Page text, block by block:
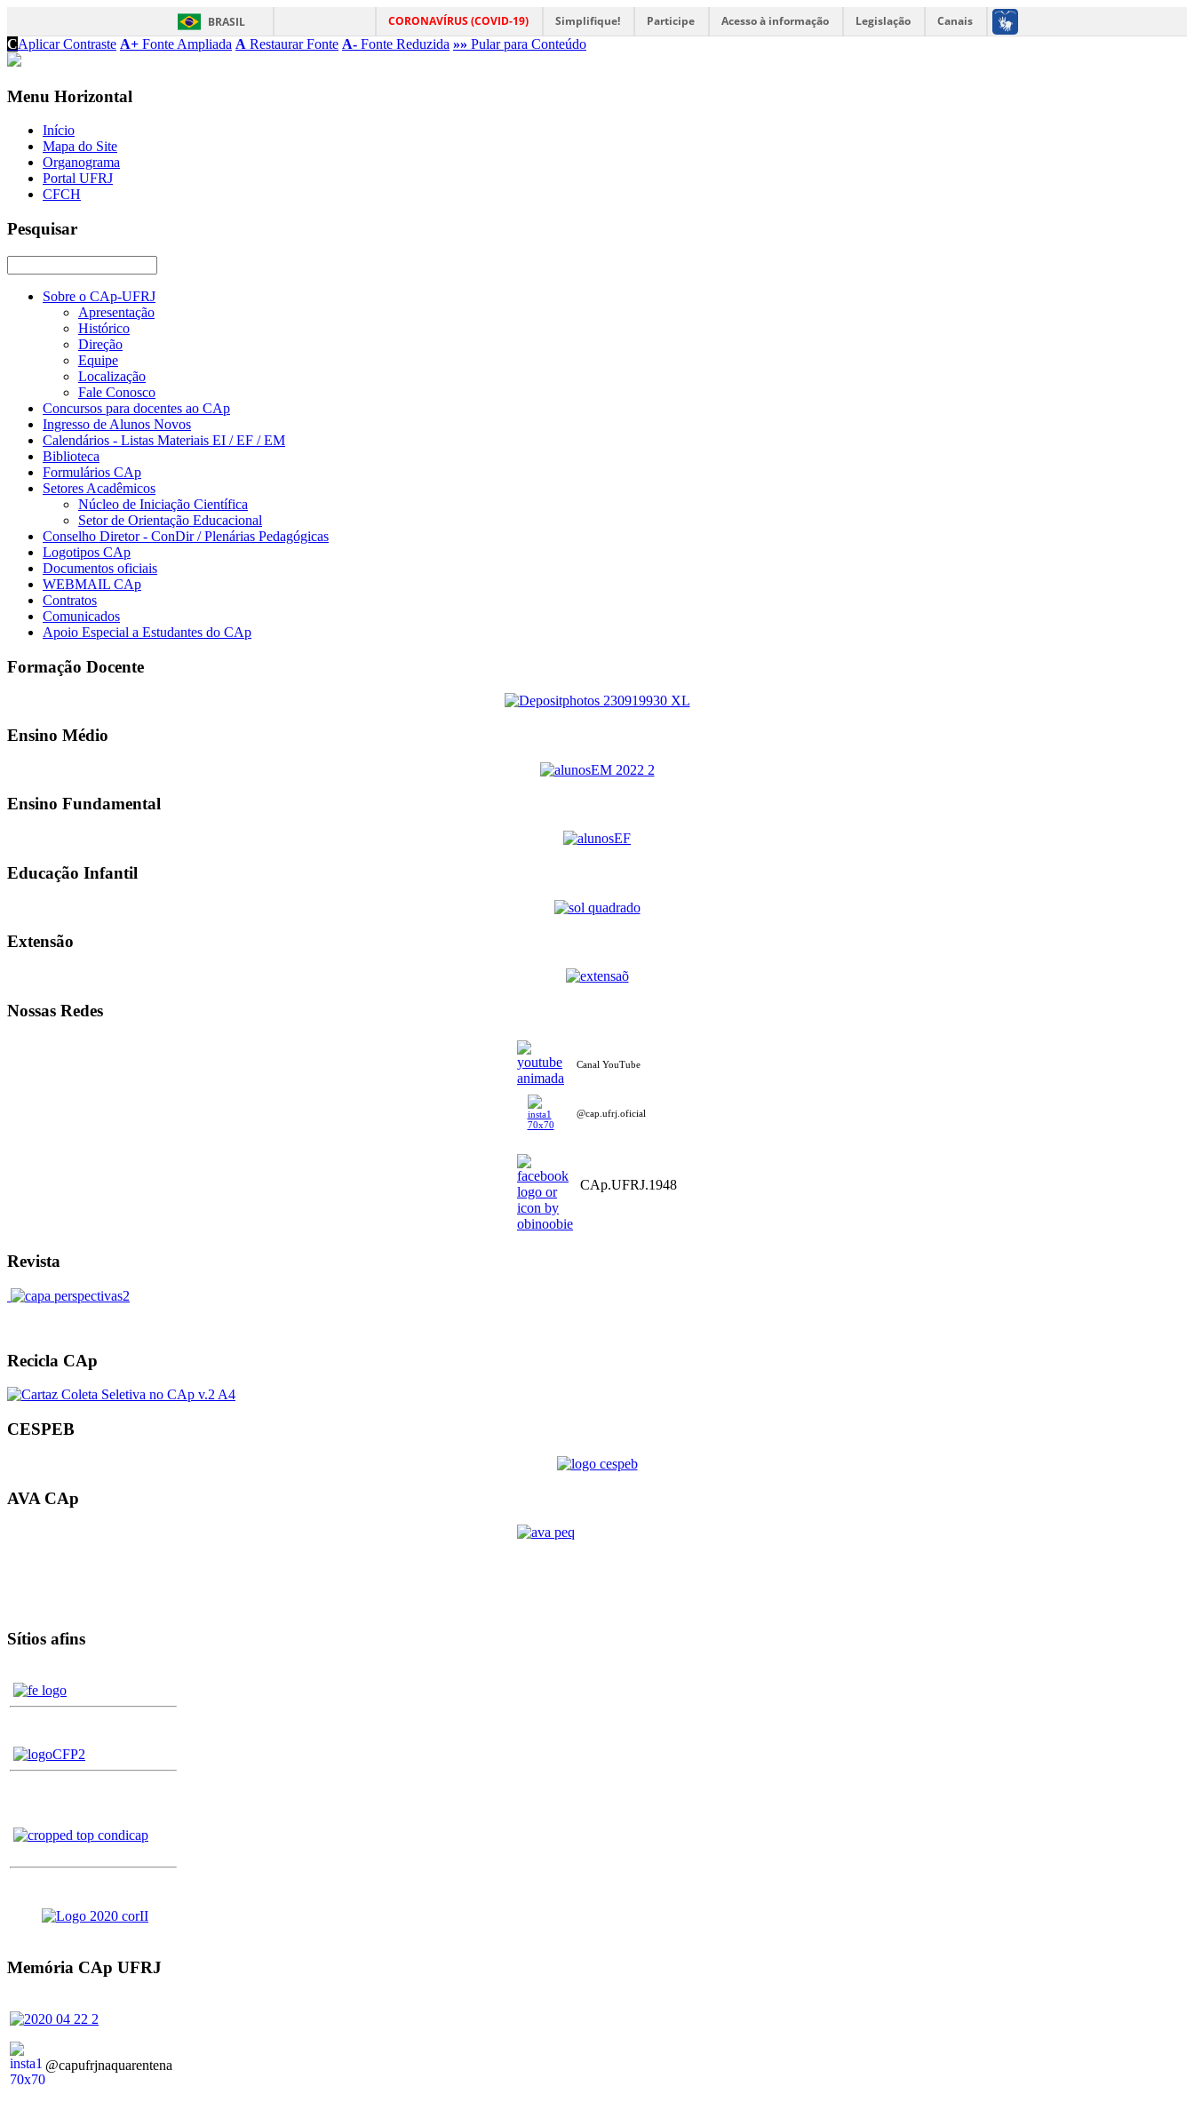
BRASIL CORONAVÍRUS (COVID-19) Simplifique! Participe Acesso à informação Legislação
Canais
CAplicar Contraste A+ Fonte Ampliada A Restaurar Fonte A- Fonte Reduzida »» Pular para Conteúdo
Menu Horizontal
Início
Mapa do Site
Organograma
Portal UFRJ
CFCH
Pesquisar
Sobre o CAp-UFRJ
Apresentação
Histórico
Direção
Equipe
Localização
Fale Conosco
Concursos para docentes ao CAp
Ingresso de Alunos Novos
Calendários - Listas Materiais EI / EF / EM
Biblioteca
Formulários CAp
Setores Acadêmicos
Núcleo de Iniciação Científica
Setor de Orientação Educacional
Conselho Diretor - ConDir / Plenárias Pedagógicas
Logotipos CAp
Documentos oficiais
WEBMAIL CAp
Contratos
Comunicados
Apoio Especial a Estudantes do CAp
Formação Docente
Ensino Médio
Ensino Fundamental
Educação Infantil
Extensão
Nossas Redes
Canal YouTube
@cap.ufrj.oficial
CAp.UFRJ.1948
Revista
Recicla CAp
CESPEB
AVA CAp
Sítios afins
Memória CAp UFRJ
@capufrjnaquarentena